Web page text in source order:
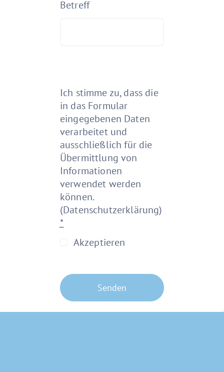
Betreff
Ich stimme zu, dass die
in das Formular
eingegebenen Daten
verarbeitet und
ausschließlich für die
Übermittlung von
Informationen
verwendet werden
können.
(Datenschutzerklärung)
*
Akzeptieren
Senden